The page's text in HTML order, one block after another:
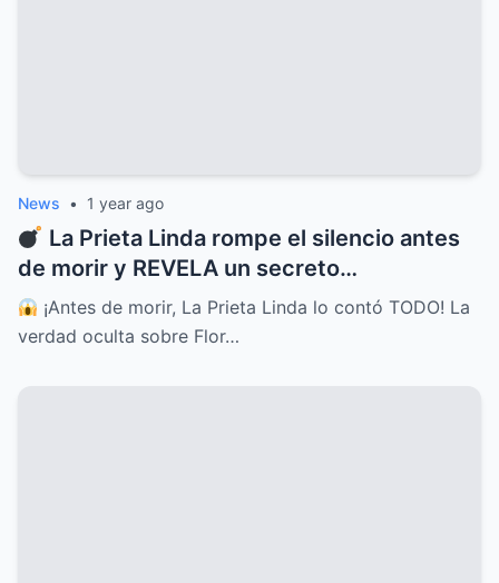
News • 1 year ago
La Prieta Linda rompe el silencio antes
de morir y REVELA un secreto
INIMAGINABLE sobre Flor Silvestre
¡Antes de morir, La Prieta Linda lo contó TODO! La
verdad oculta sobre Flor…